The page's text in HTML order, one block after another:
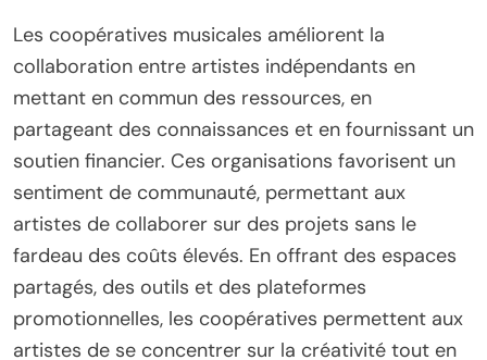
Les coopératives musicales améliorent la
collaboration entre artistes indépendants en
mettant en commun des ressources, en
partageant des connaissances et en fournissant un
soutien financier. Ces organisations favorisent un
sentiment de communauté, permettant aux
artistes de collaborer sur des projets sans le
fardeau des coûts élevés. En offrant des espaces
partagés, des outils et des plateformes
promotionnelles, les coopératives permettent aux
artistes de se concentrer sur la créativité tout en